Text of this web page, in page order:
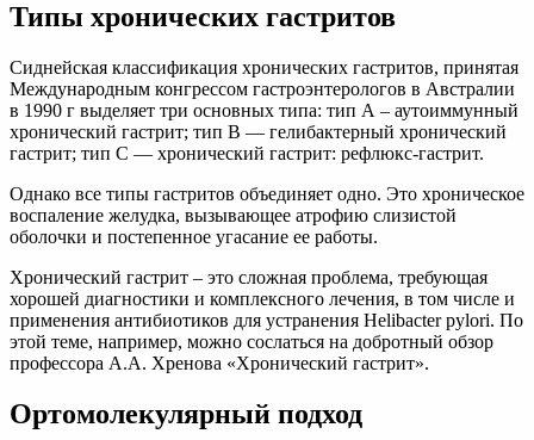
Типы хронических гастритов
Сиднейская классификация хронических гастритов, принятая
Международным конгрессом гастроэнтерологов в Австралии
в 1990 г выделяет три основных типа: тип А – аутоиммунный
хронический гастрит; тип В — гелибактерный хронический
гастрит; тип С — хронический гастрит: рефлюкс-гастрит.
Однако все типы гастритов объединяет одно. Это хроническое
воспаление желудка, вызывающее атрофию слизистой
оболочки и постепенное угасание ее работы.
Хронический гастрит – это сложная проблема, требующая
хорошей диагностики и комплексного лечения, в том числе и
применения антибиотиков для устранения Helibacter pylori. По
этой теме, например, можно сослаться на добротный обзор
профессора А.А. Хренова «Хронический гастрит».
Ортомолекулярный подход